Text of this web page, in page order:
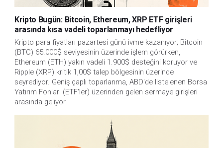
Kripto Bugün: Bitcoin, Ethereum, XRP ETF girişleri
arasında kısa vadeli toparlanmayı hedefliyor
Kripto para fiyatları pazartesi günü ivme kazanıyor; Bitcoin
(BTC) 65.000$ seviyesinin üzerinde işlem görürken,
Ethereum (ETH) yakın vadeli 1.900$ desteğini koruyor ve
Ripple (XRP) kritik 1,00$ talep bölgesinin üzerinde
seyrediyor. Geniş çaplı toparlanma, ABD'de listelenen Borsa
Yatırım Fonları (ETF'ler) üzerinden gelen sermaye girişleri
arasında geliyor.